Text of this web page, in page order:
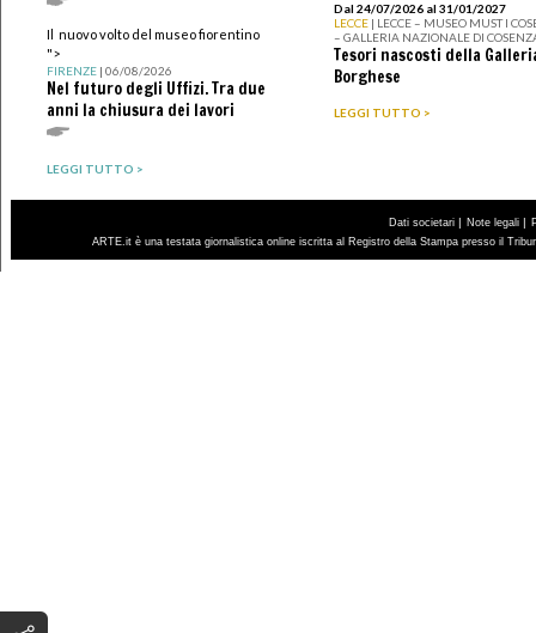
Il nuovo volto del museo fiorentino
">
FIRENZE| 06/08/2026
Nel futuro degli Uffizi. Tra due
anni la chiusura dei lavori
LEGGI TUTTO >
Dal 24/07/2026 al 31/01/2027
LECCE | LECCE – MUSEO MUST I
– GALLERIA NAZIONALE DI
Tesori nascosti della
Borghese
LEGGI TUTTO >
Dati societari | Note legali |
ARTE.it è una testata giornalistica online iscritta al Registro della Stampa presso il